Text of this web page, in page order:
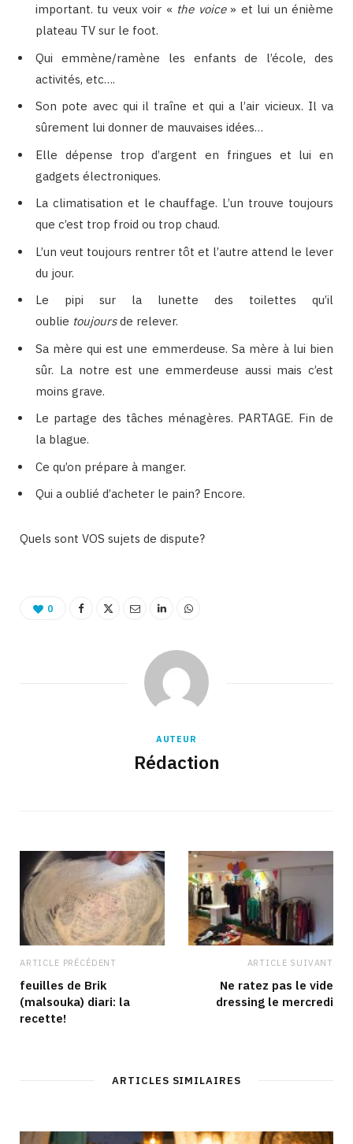
important. tu veux voir « the voice» et lui un énième
plateau TV sur le foot.
Qui emmène/ramène les enfants de l’école, des
activités, etc….
Son pote avec qui il traîne et qui a l’air vicieux. Il va
sûrement lui donner de mauvaises idées…
Elle dépense trop d’argent en fringues et lui en
gadgets électroniques.
La climatisation et le chauffage. L’un trouve toujours
que c’est trop froid ou trop chaud.
L’un veut toujours rentrer tôt et l’autre attend le lever
du jour.
Le pipi sur la lunette des toilettes qu’il
oublie toujoursde relever.
Sa mère qui est une emmerdeuse. Sa mère à lui bien
sûr. La notre est une emmerdeuse aussi mais c’est
moins grave.
Le partage des tâches ménagères. PARTAGE. Fin de
la blague.
Ce qu’on prépare à manger.
Qui a oublié d’acheter le pain? Encore.
Quels sont VOS sujets de dispute?
0
AUTEUR
Rédaction
ARTICLE PRÉCÉDENT
feuilles de Brik
(malsouka) diari: la
recette!
ARTICLE SUIVANT
Ne ratez pas le vide
dressing le mercredi
ARTICLES SIMILAIRES